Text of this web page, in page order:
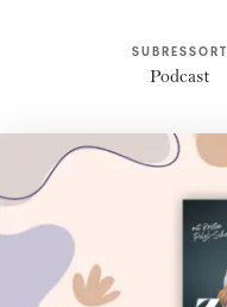
SUBRESSORT
Podcast